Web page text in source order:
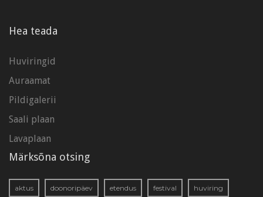
Hea teada
Huviringid
Auraamat
Pildigalerii
Saali plaan
Lavaplaan
Märksõna otsing
aktus doonoripäev etendus festival huviring